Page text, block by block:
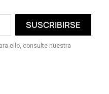
ello, consulte nuestra